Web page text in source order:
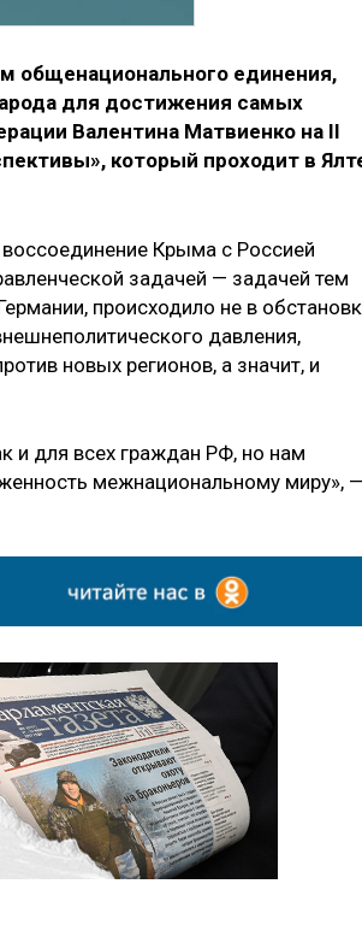
общенационального единения,
для достижения самых
Валентина Матвиенко на II
который проходит в
Крыма с Россией
задачей — задачей тем
происходило не в
давления,
новых регионов, а значит, и
и для всех граждан РФ, но нам
межнациональному миру»,